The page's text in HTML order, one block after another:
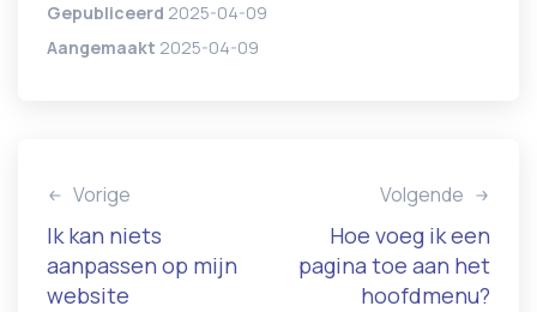
Gepubliceerd 2025-04-09
Aangemaakt 2025-04-09
Vorige
Ik kan niets
aanpassen op mijn
website
Volgende
Hoe voeg ik een
pagina toe aan het
hoofdmenu?